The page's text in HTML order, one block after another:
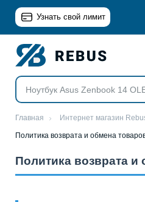
Узнать свой лимит
Главная Интернет магазин
Политика возврата и обмена
Политика возврата и